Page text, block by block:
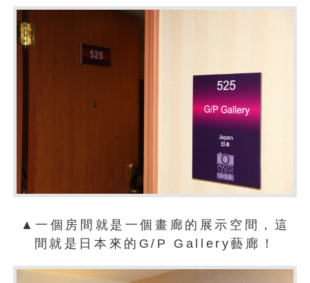
▲一個房間就是一個畫廊的展示空間，這
間就是日本來的G/P Gallery藝廊！